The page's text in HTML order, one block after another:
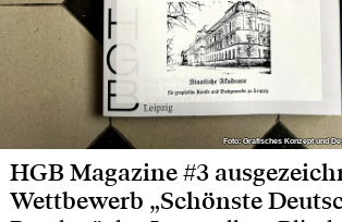
Foto: Grafisches Konzept und
Foto: Grafisches Konzept und
HGB Magazine #3
Wettbewerb „Schönste